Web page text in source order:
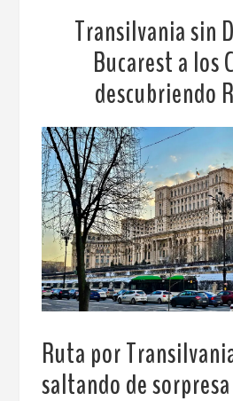
Transilvania sin
Bucarest a los
descubriendo
Ruta por
saltando de